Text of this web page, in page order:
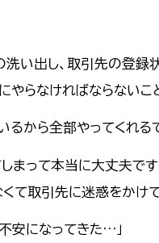
い出し、取引先の登録
やらなければならないこ
るから全部やってくれるで
まって本当に大丈夫で
て取引先に迷惑をかけ
安になってきた…」